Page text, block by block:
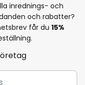
inrednings- och
och rabatter?
får du 15%